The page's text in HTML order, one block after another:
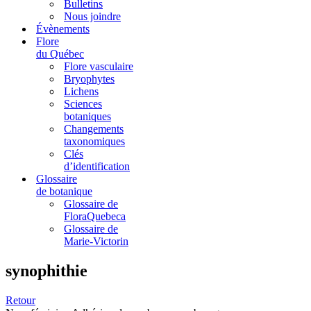
Bulletins
Nous joindre
Évènements
Flore
du Québec
Flore vasculaire
Bryophytes
Lichens
Sciences
botaniques
Changements
taxonomiques
Clés
d’identification
Glossaire
de botanique
Glossaire de
FloraQuebeca
Glossaire de
Marie-Victorin
synophithie
Retour